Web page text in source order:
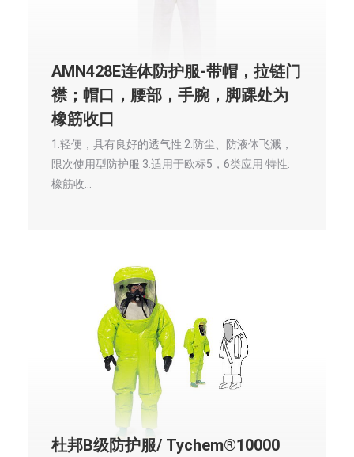
AMN428E连体防护服-带帽，拉链门
襟；帽口，腰部，手腕，脚踝处为
橡筋收口
1.轻便，具有良好的透气性 2.防尘、防液体飞溅，
限次使用型防护服 3.适用于欧标5，6类应用 特性:
橡筋收…
杜邦B级防护服/ Tychem®10000